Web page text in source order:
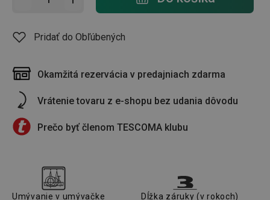
Pridať do Obľúbených
Okamžitá rezervácia v predajniach zdarma
Vrátenie tovaru z e-shopu bez udania dôvodu
Prečo byť členom TESCOMA klubu
Umývanie v umývačke Dĺžka záruky (v rokoch)